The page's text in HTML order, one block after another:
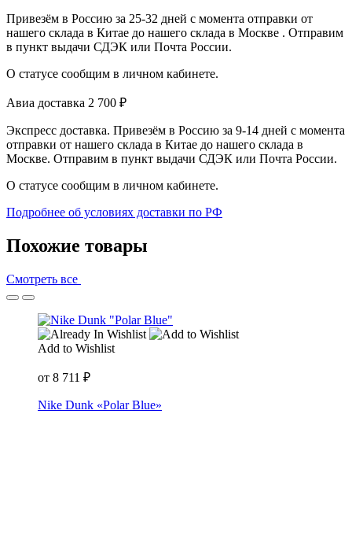
Привезём в Россию за 25-32 дней с момента отправки от
нашего склада в Китае до нашего склада в Москве . Отправим
в пункт выдачи СДЭК или Почта России.
О статусе сообщим в личном кабинете.
Авиа доставка 2 700 ₽
Экспресс доставка. Привезём в Россию за 9-14 дней с момента
отправки от нашего склада в Китае до нашего склада в
Москве. Отправим в пункт выдачи СДЭК или Почта России.
О статусе сообщим в личном кабинете.
Подробнее об условиях доставки по РФ
Похожие товары
Смотреть все
Add to Wishlist
от 8 711 ₽
Nike Dunk «Polar Blue»